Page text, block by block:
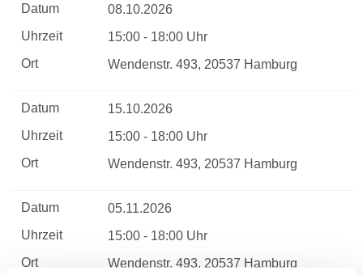
Datum
08.10.2026
Uhrzeit
15:00 - 18:00 Uhr
Ort
Wendenstr. 493, 20537 Hamburg
Datum
15.10.2026
Uhrzeit
15:00 - 18:00 Uhr
Ort
Wendenstr. 493, 20537 Hamburg
Datum
05.11.2026
Uhrzeit
15:00 - 18:00 Uhr
Ort
Wendenstr. 493, 20537 Hamburg